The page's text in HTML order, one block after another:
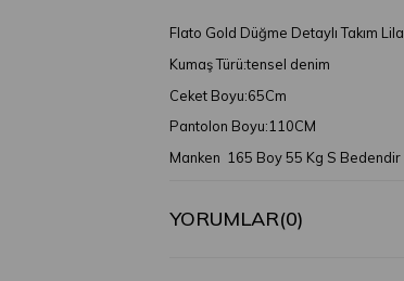
Flato Gold Düğme Detaylı Takım Lila
Kumaş Türü:tensel denim
Ceket Boyu:65Cm
Pantolon Boyu:110CM
Manken 165 Boy 55 Kg S Bedendir
YORUMLAR(0)